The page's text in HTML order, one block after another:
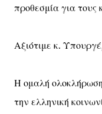
προθεσμία για τους
Αξιότιμε κ.
Η ομαλή
την ελληνική